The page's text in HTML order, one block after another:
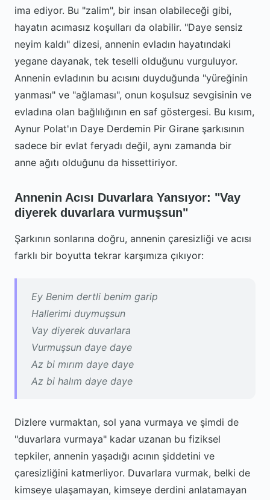
ima ediyor. Bu "zalim", bir insan olabileceği gibi,
hayatın acımasız koşulları da olabilir. "Daye sensiz
neyim kaldı" dizesi, annenin evladın hayatındaki
yegane dayanak, tek teselli olduğunu vurguluyor.
Annenin evladının bu acısını duyduğunda "yüreğinin
yanması" ve "ağlaması", onun koşulsuz sevgisinin ve
evladına olan bağlılığının en saf göstergesi. Bu kısım,
Aynur Polat'ın Daye Derdemin Pir Girane şarkısının
sadece bir evlat feryadı değil, aynı zamanda bir
anne ağıtı olduğunu da hissettiriyor.
Annenin Acısı Duvarlara Yansıyor: "Vay
diyerek duvarlara vurmuşsun"
Şarkının sonlarına doğru, annenin çaresizliği ve acısı
farklı bir boyutta tekrar karşımıza çıkıyor:
Ey Benim dertli benim garip
Hallerimi duymuşsun
Vay diyerek duvarlara
Vurmuşsun daye daye
Az bi mırım daye daye
Az bi halım daye daye
Dizlere vurmaktan, sol yana vurmaya ve şimdi de
"duvarlara vurmaya" kadar uzanan bu fiziksel
tepkiler, annenin yaşadığı acının şiddetini ve
çaresizliğini katmerliyor. Duvarlara vurmak, belki de
kimseye ulaşamayan, kimseye derdini anlatamayan